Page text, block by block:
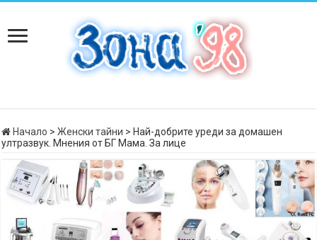
Начало > Женски тайни > Най-добрите уреди за домашен
ултразвук. Мнения от БГ Мама. За лице